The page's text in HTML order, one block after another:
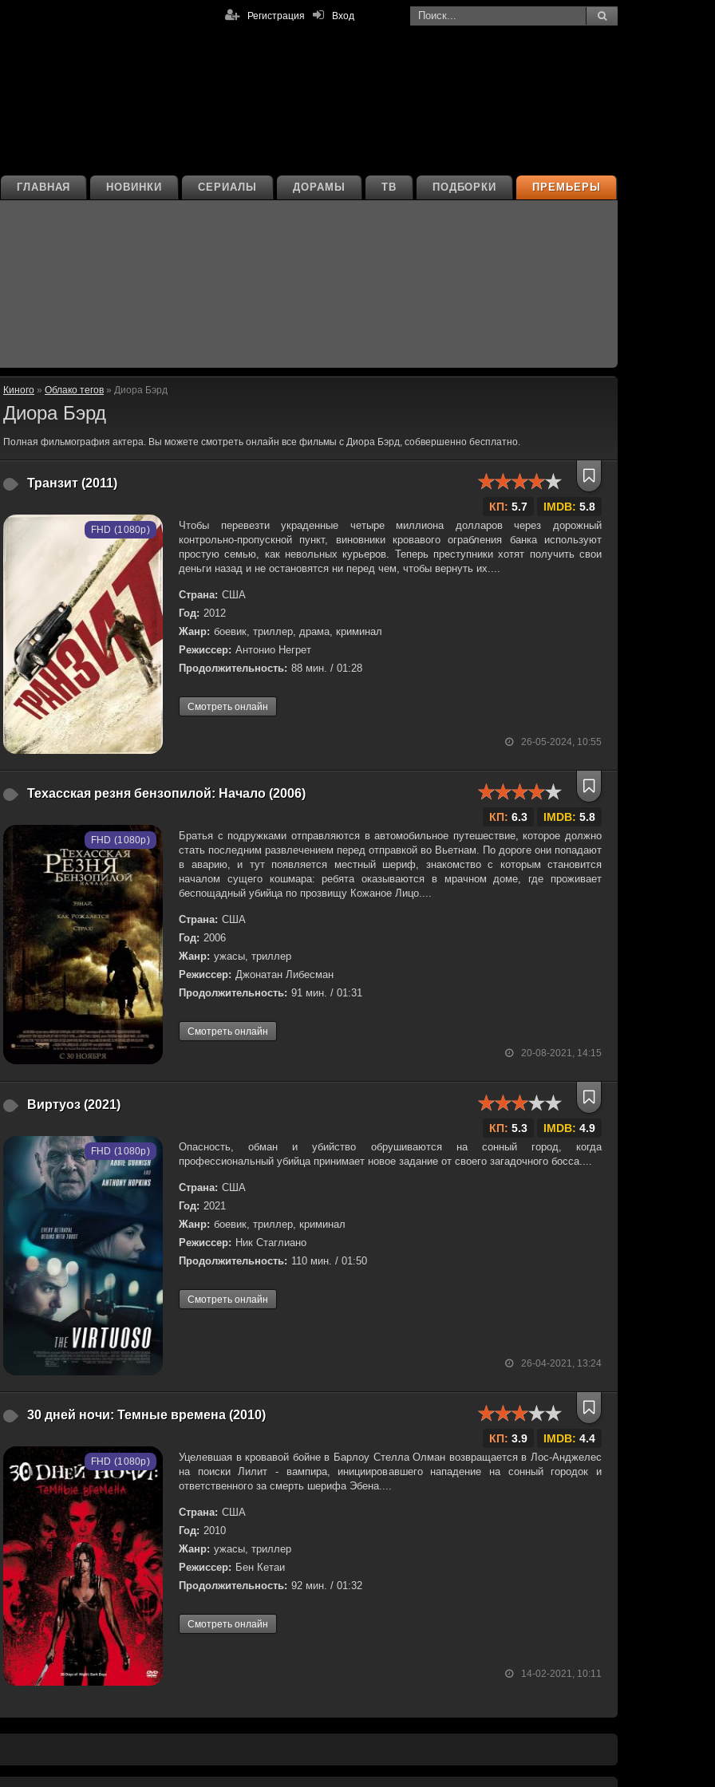
Вход
Регистрация
ПРЕМЬЕРЫ
ПОДБОРКИ
ТВ
ДОРАМЫ
СЕРИАЛЫ
НОВИНКИ
ГЛАВНАЯ
Киного » Облако тегов » Диора Бэрд
Диора Бэрд
Полная фильмография актера. Вы можете смотреть онлайн все фильмы с Диора Бэрд, собвершенно бесплатно.
Транзит (2011)
КП: 5.7 IMDB: 5.8
26-05-2024, 10:55
FHD (1080p)
Чтобы перевезти украденные четыре миллиона долларов через дорожный
контрольно-пропускной пункт, виновники кровавого ограбления банка используют
простую семью, как невольных курьеров. Теперь преступники хотят получить свои
деньги назад и не остановятся ни перед чем, чтобы вернуть их....
Страна: США
Год: 2012
Жанр: боевик, триллер, драма, криминал
Режиссер: Антонио Негрет
Продолжительность: 88 мин. / 01:28
Смотреть онлайн
Техасская резня бензопилой: Начало (2006)
КП: 6.3 IMDB: 5.8
20-08-2021, 14:15
FHD (1080p)
Братья с подружками отправляются в автомобильное путешествие, которое должно
стать последним развлечением перед отправкой во Вьетнам. По дороге они попадают
в аварию, и тут появляется местный шериф, знакомство с которым становится
началом сущего кошмара: ребята оказываются в мрачном доме, где проживает
беспощадный убийца по прозвищу Кожаное Лицо....
Страна: США
Год: 2006
Жанр: ужасы, триллер
Режиссер: Джонатан Либесман
Продолжительность: 91 мин. / 01:31
Смотреть онлайн
Виртуоз (2021)
КП: 5.3 IMDB: 4.9
26-04-2021, 13:24
FHD (1080p)
Опасность, обман и убийство обрушиваются на сонный город, когда
профессиональный убийца принимает новое задание от своего загадочного босса....
Страна: США
Год: 2021
Жанр: боевик, триллер, криминал
Режиссер: Ник Стаглиано
Продолжительность: 110 мин. / 01:50
Смотреть онлайн
30 дней ночи: Темные времена (2010)
КП: 3.9 IMDB: 4.4
14-02-2021, 10:11
FHD (1080p)
Уцелевшая в кровавой бойне в Барлоу Стелла Олман возвращается в Лос-Анджелес
на поиски Лилит - вампира, инициировавшего нападение на сонный городок и
ответственного за смерть шерифа Эбена....
Страна: США
Год: 2010
Жанр: ужасы, триллер
Режиссер: Бен Кетаи
Продолжительность: 92 мин. / 01:32
Смотреть онлайн